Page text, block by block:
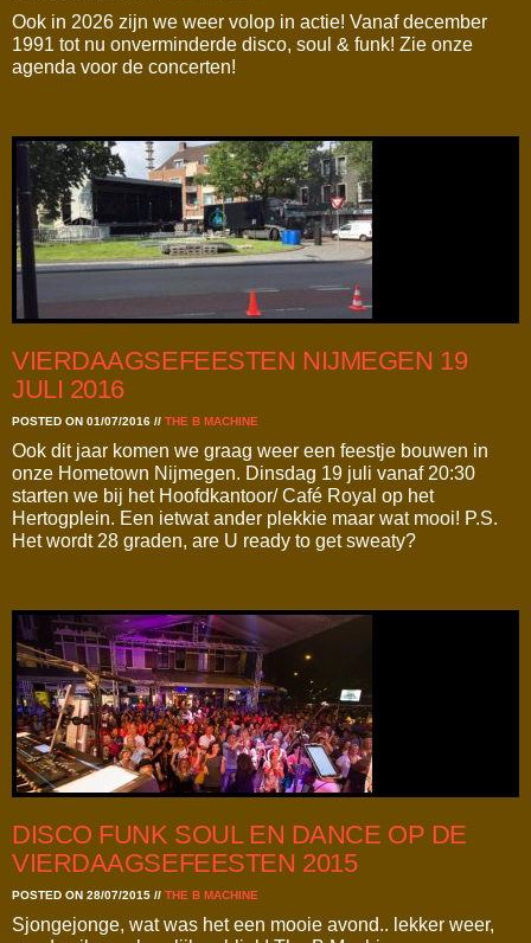
Ook in 2026 zijn we weer volop in actie! Vanaf december
1991 tot nu onverminderde disco, soul & funk! Zie onze
agenda voor de concerten!
VIERDAAGSEFEESTEN NIJMEGEN 19
JULI 2016
POSTED ON 01/07/2016 // THE B MACHINE
Ook dit jaar komen we graag weer een feestje bouwen in
onze Hometown Nijmegen. Dinsdag 19 juli vanaf 20:30
starten we bij het Hoofdkantoor/ Café Royal op het
Hertogplein. Een ietwat ander plekkie maar wat mooi! P.S.
Het wordt 28 graden, are U ready to get sweaty?
DISCO FUNK SOUL EN DANCE OP DE
VIERDAAGSEFEESTEN 2015
POSTED ON 28/07/2015 // THE B MACHINE
Sjongejonge, wat was het een mooie avond.. lekker weer,